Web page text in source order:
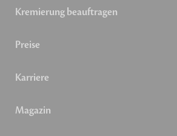
Kremierung beauftragen
Preise
Karriere
Magazin